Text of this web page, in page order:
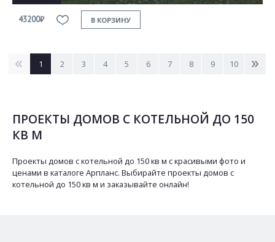
43200₽ В КОРЗИНУ
< 1 2 3 4 5 6 7 8 9 10 >
ПРОЕКТЫ ДОМОВ С КОТЕЛЬНОЙ ДО 150
КВ М
Проекты домов с котельной до 150 кв м с красивыми фото и
ценами в каталоге Арпланс. Выбирайте проекты домов с
котельной до 150 кв м и заказывайте онлайн!